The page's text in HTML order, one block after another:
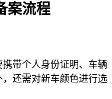
案流程
带个人身份证明、车辆
还需对新车颜色进行选